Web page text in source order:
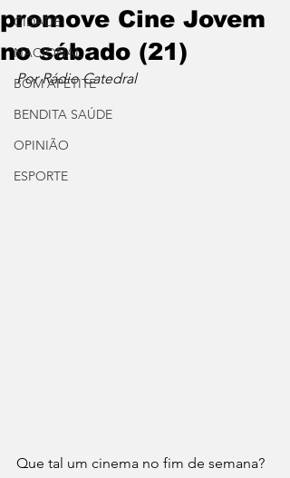
CIDADE
NACIONAL
BOM APETITE
BENDITA SAÚDE
OPINIÃO
ESPORTE
promove Cine Jovem
no sábado (21)
Por Rádio Catedral
Que tal um cinema no fim de semana?